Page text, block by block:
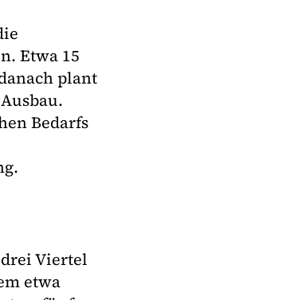
Etwa 15
plant
Bedarfs
Viertel
etwa